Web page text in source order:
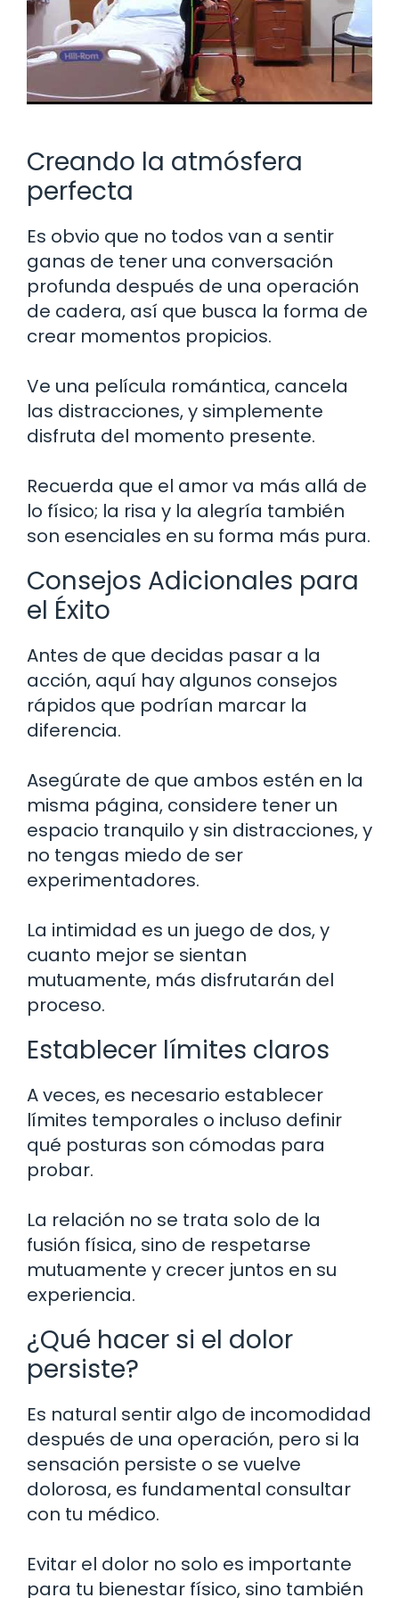
Creando la atmósfera
perfecta
Es obvio que no todos van a sentir
ganas de tener una conversación
profunda después de una operación
de cadera, así que busca la forma de
crear momentos propicios.
Ve una película romántica, cancela
las distracciones, y simplemente
disfruta del momento presente.
Recuerda que el amor va más allá de
lo físico; la risa y la alegría también
son esenciales en su forma más pura.
Consejos Adicionales para
el Éxito
Antes de que decidas pasar a la
acción, aquí hay algunos consejos
rápidos que podrían marcar la
diferencia.
Asegúrate de que ambos estén en la
misma página, considere tener un
espacio tranquilo y sin distracciones, y
no tengas miedo de ser
experimentadores.
La intimidad es un juego de dos, y
cuanto mejor se sientan
mutuamente, más disfrutarán del
proceso.
Establecer límites claros
A veces, es necesario establecer
límites temporales o incluso definir
qué posturas son cómodas para
probar.
La relación no se trata solo de la
fusión física, sino de respetarse
mutuamente y crecer juntos en su
experiencia.
¿Qué hacer si el dolor
persiste?
Es natural sentir algo de incomodidad
después de una operación, pero si la
sensación persiste o se vuelve
dolorosa, es fundamental consultar
con tu médico.
Evitar el dolor no solo es importante
para tu bienestar físico, sino también